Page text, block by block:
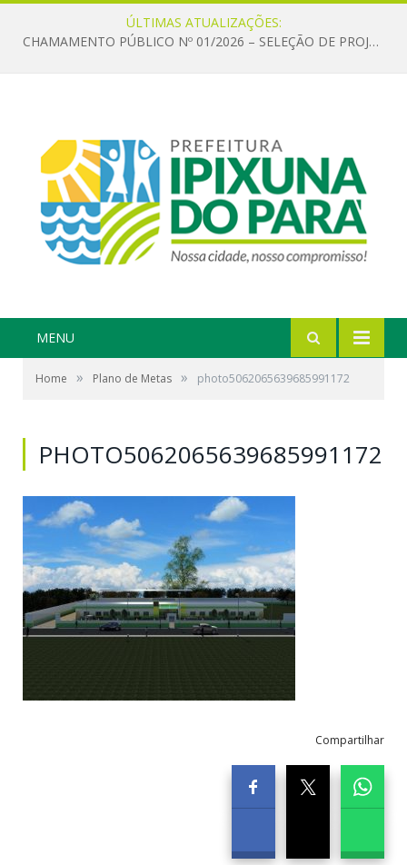
ÚLTIMAS ATUALIZAÇÕES:
CHAMAMENTO PÚBLICO Nº 01/2026 – SELEÇÃO DE PROJETOS PARA FIRMAR TERMO DE EXECUÇÃO CULTURAL COM RECURSOS DA POLÍTICA NACIONAL ALDIR BLANC DE FOMENTO À CULTURA – PNAB (LEI Nº 14.399/2022)
MENU
Home » Plano de Metas » photo5062065639685991172
PHOTO5062065639685991172
Compartilhar